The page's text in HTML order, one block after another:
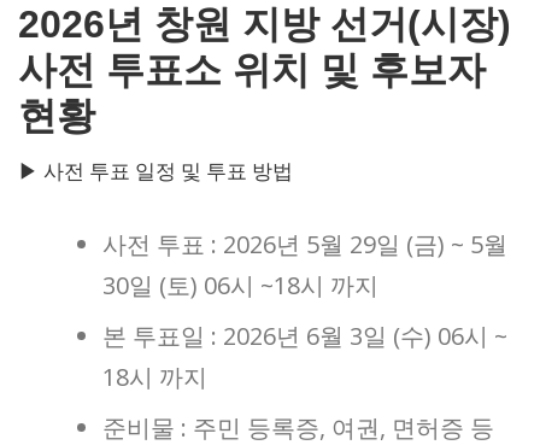
2026년 창원 지방 선거(시장)
사전 투표소 위치 및 후보자
현황
▶ 사전 투표 일정 및 투표 방법
사전 투표 : 2026년 5월 29일 (금) ~ 5월
30일 (토) 06시 ~18시 까지
본 투표일 : 2026년 6월 3일 (수) 06시 ~
18시 까지
준비물 : 주민 등록증, 여권, 면허증 등